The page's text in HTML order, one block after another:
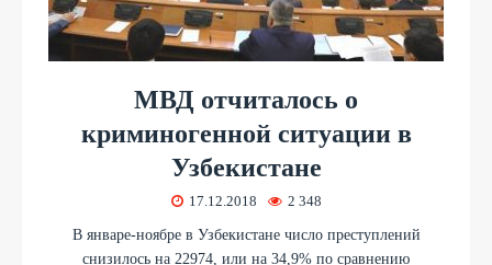
МВД отчиталось о
криминогенной ситуации в
Узбекистане
17.12.2018 2 348
В январе-ноябре в Узбекистане число преступлений
снизилось на 22974, или на 34,9% по сравнению